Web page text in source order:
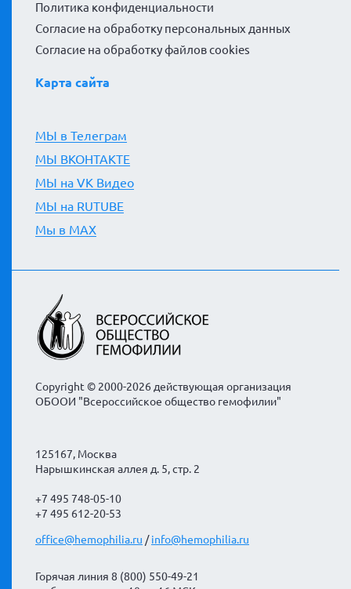
Политика конфиденциальности
Согласие на обработку персональных данных
Согласие на обработку файлов cookies
Карта сайта
МЫ в Телеграм
МЫ ВКОНТАКТЕ
МЫ на VK Видео
МЫ на RUTUBE
Мы в MAX
Copyright © 2000-2026 действующая организация
ОБООИ "Всероссийское общество гемофилии"
125167, Москва
Нарышкинская аллея д. 5, стр. 2
+7 495 748-05-10
+7 495 612-20-53
office@hemophilia.ru /info@hemophilia.ru
Горячая линия 8 (800) 550-49-21